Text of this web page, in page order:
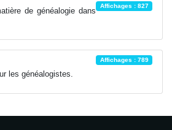
Affichages : 827
de généalogie dans
Affichages : 789
les généalogistes.